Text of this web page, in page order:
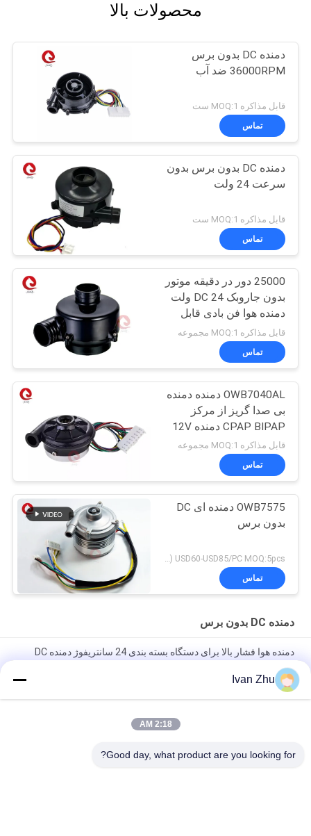
محصولات بالا
دمنده DC بدون برس
36000RPM ضد آب
قابل مذاکره MOQ:1 ست
تماس
دمنده DC بدون برس بدون
سرعت 24 ولت
قابل مذاکره MOQ:1 ست
تماس
25000 دور در دقیقه موتور
بدون جاروبک DC 24 ولت
دمنده هوا فن بادی قابل
حمل CAPA دمنده
قابل مذاکره MOQ:1 مجموعه
تماس
OWB7040AL دمنده دمنده
بی صدا گریز از مرکز
CPAP BIPAP دمنده 12V
24VDC
قابل مذاکره MOQ:1 مجموعه
تماس
OWB7575 دمنده ای DC
بدون برس
USD60-USD85/PC MOQ:5pcs (نمونه در دسترس)
تماس
دمنده DC بدون برس
دمنده هوا فشار بالا برای دستگاه بسته بندی 24 سانتریفوژ دمنده DC
بدون برس
گلخانه ای
Ivan Zhu
2:18 AM
Good day, what product are you looking for?